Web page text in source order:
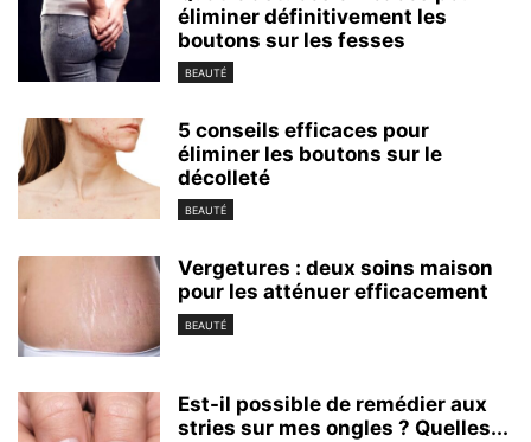
éliminer définitivement les
boutons sur les fesses
BEAUTÉ
5 conseils efficaces pour
éliminer les boutons sur le
décolleté
BEAUTÉ
Vergetures : deux soins maison
pour les atténuer efficacement
BEAUTÉ
Est-il possible de remédier aux
stries sur mes ongles ? Quelles...